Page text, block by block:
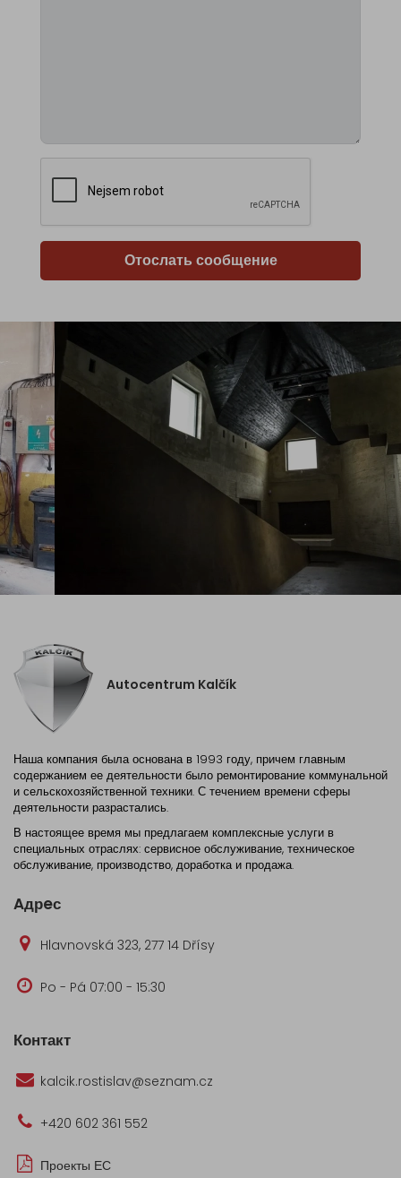
Отослать сообщение
Autocentrum Kalčík
Наша компания была основана в 1993 году, причем главным
содержанием ее деятельности было ремонтирование коммунальной
и сельскохозяйственной техники. С течением времени сферы
деятельности разрастались.
В настоящее время мы предлагаем комплексные услуги в
специальных отраслях: сервисное обслуживание, техническое
обслуживание, производство, доработка и продажа.
Aдрeс
Hlavnovská 323, 277 14 Dřísy
Po - Pá 07:00 - 15:30
Контакт
kalcik.rostislav@seznam.cz
+420 602 361 552
Проекты ЕС